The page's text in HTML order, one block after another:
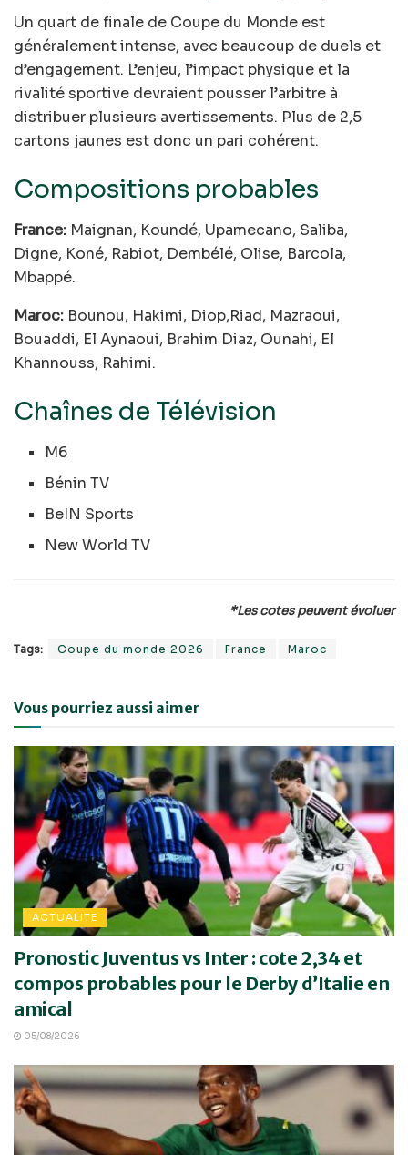
Un quart de finale de Coupe du Monde est
généralement intense, avec beaucoup de duels et
d’engagement. L’enjeu, l’impact physique et la
rivalité sportive devraient pousser l’arbitre à
distribuer plusieurs avertissements. Plus de 2,5
cartons jaunes est donc un pari cohérent.
Compositions probables
France: Maignan, Koundé, Upamecano, Saliba,
Digne, Koné, Rabiot, Dembélé, Olise, Barcola,
Mbappé.
Maroc: Bounou, Hakimi, Diop,Riad, Mazraoui,
Bouaddi, El Aynaoui, Brahim Diaz, Ounahi, El
Khannouss, Rahimi.
Chaînes de Télévision
M6
Bénin TV
BeIN Sports
New World TV
*Les cotes peuvent évoluer
Tags: Coupe du monde 2026 France Maroc
Vous pourriez aussi aimer
ACTUALITE
Pronostic Juventus vs Inter : cote 2,34 et
compos probables pour le Derby d’Italie en
amical
05/08/2026